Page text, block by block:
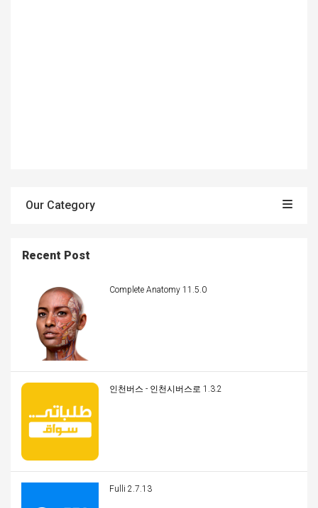
Our Category
Recent Post
Complete Anatomy 11.5.0
인천버스 - 인천시버스로 1.3.2
Fulli 2.7.13